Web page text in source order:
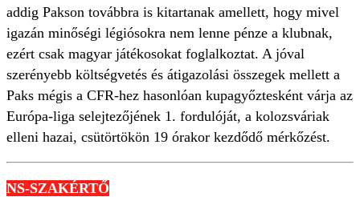
addig Pakson továbbra is kitartanak amellett, hogy mivel
igazán minőségi légiósokra nem lenne pénze a klubnak,
ezért csak magyar játékosokat foglalkoztat. A jóval
szerényebb költségvetés és átigazolási összegek mellett a
Paks mégis a CFR-hez hasonlóan kupagyőztesként várja az
Európa-liga selejtezőjének 1. fordulóját, a kolozsváriak
elleni hazai, csütörtökön 19 órakor kezdődő mérkőzést.
NS-SZAKÉRTŐ